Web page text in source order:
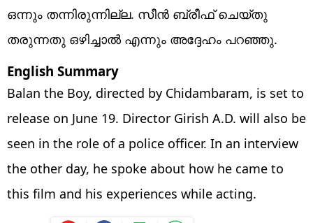
ഒന്നും തന്നിരുന്നില്ല. സീന്‍ ബ്രീഫ് ചെയ്തു
തരുന്നതു ഒഴിച്ചാല്‍ എന്നും അദ്ദേഹം പറഞ്ഞു.
English Summary
Balan the Boy, directed by Chidambaram, is set to
release on June 19. Director Girish A.D. will also be
seen in the role of a police officer. In an interview
the other day, he spoke about how he came to
this film and his experiences while acting.